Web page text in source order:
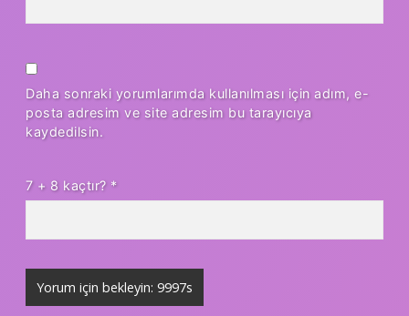
Daha sonraki yorumlarımda kullanılması için adım, e-
posta adresim ve site adresim bu tarayıcıya
kaydedilsin.
7 + 8 kaçtır? *